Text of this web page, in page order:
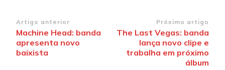
Navegação
de
post
Artigo anterior
Machine Head: banda
apresenta novo
baixista
Próximo artigo
The Last Vegas: banda
lança novo clipe e
trabalha em próximo
álbum